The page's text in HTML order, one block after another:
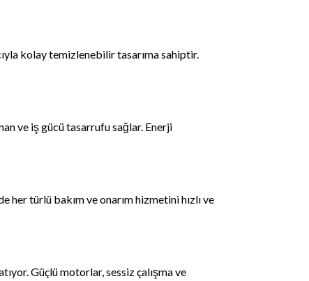
kolay temizlenebilir tasarıma sahiptir.
ve iş gücü tasarrufu sağlar. Enerji
her türlü bakım ve onarım hizmetini hızlı ve
Güçlü motorlar, sessiz çalışma ve